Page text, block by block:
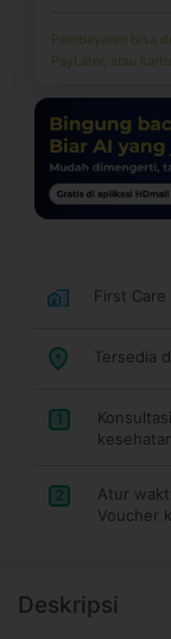
Pembayaran bisa
PayLater, atau
First Care
Tersedia
1
2
Atur
Voucher
Deskripsi